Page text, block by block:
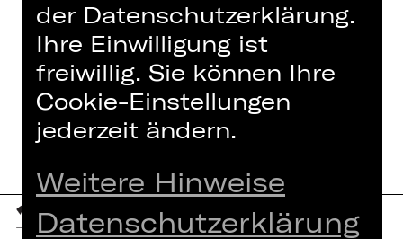
DER URSPRUNG DER LIEBE
der Datenschutzerklärung.
Ihre Einwilligung ist
freiwillig. Sie können Ihre
Cookie-Einstellungen
jederzeit ändern.
Weitere Hinweise
Datenschutzerklärung